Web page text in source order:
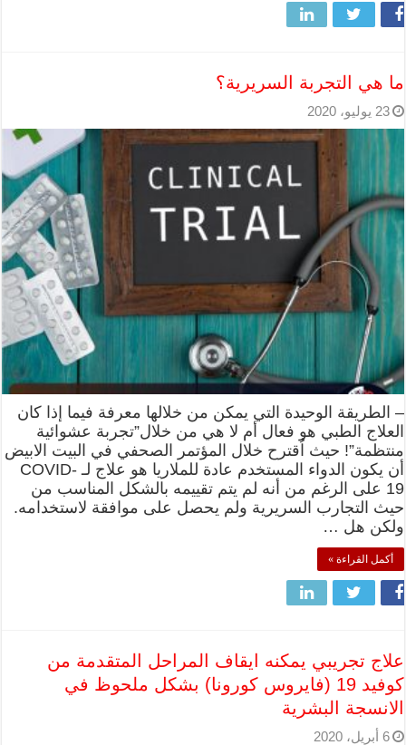
ما هي التجربة السريرية؟
23 يوليو، 2020
– الطريقة الوحيدة التي يمكن من خلالها معرفة فيما إذا كان
العلاج الطبي هو فعال أم لا هي من خلال”تجربة عشوائية
منتظمة”! حيث اُقترح خلال المؤتمر الصحفي في البيت الابيض
أن يكون الدواء المستخدم عادة للملاريا هو علاج لـ COVID-
19 على الرغم من أنه لم يتم تقييمه بالشكل المناسب من
حيث التجارب السريرية ولم يحصل على موافقة لاستخدامه.
ولكن هل …
أكمل القراءة »
علاج تجريبي يمكنه ايقاف المراحل المتقدمة من
كوفيد 19 (فايروس كورونا) بشكل ملحوظ في
الانسجة البشرية
6 أبريل، 2020